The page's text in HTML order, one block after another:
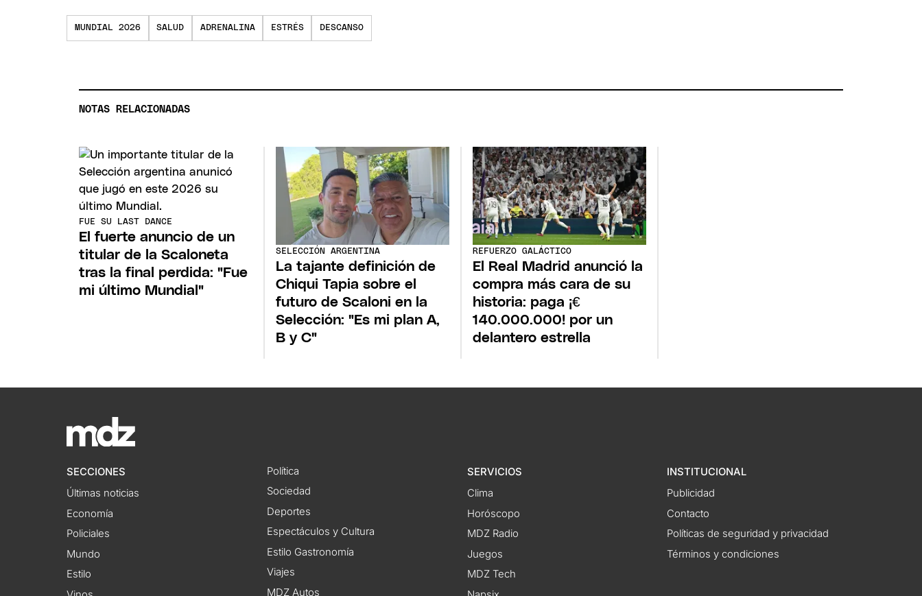
MUNDIAL 2026 SALUD ADRENALINA ESTRÉS DESCANSO
NOTAS RELACIONADAS
FUE SU LAST DANCE
El fuerte anuncio de un
titular de la Scaloneta
tras la final perdida: "Fue
mi último Mundial"
SELECCIÓN ARGENTINA
La tajante definición de
Chiqui Tapia sobre el
futuro de Scaloni en la
Selección: "Es mi plan A,
B y C"
REFUERZO GALÁCTICO
El Real Madrid anunció la
compra más cara de su
historia: paga ¡€
140.000.000! por un
delantero estrella
SECCIONES
Últimas noticias
Economía
Policiales
Mundo
Estilo
Política
Sociedad
Deportes
Espectáculos y Cultura
Estilo Gastronomía
Viajes
MDZ Autos
SERVICIOS
Clima
Horóscopo
MDZ Radio
Juegos
MDZ Tech
INSTITUCIONAL
Publicidad
Contacto
Políticas de seguridad y privacidad
Términos y condiciones